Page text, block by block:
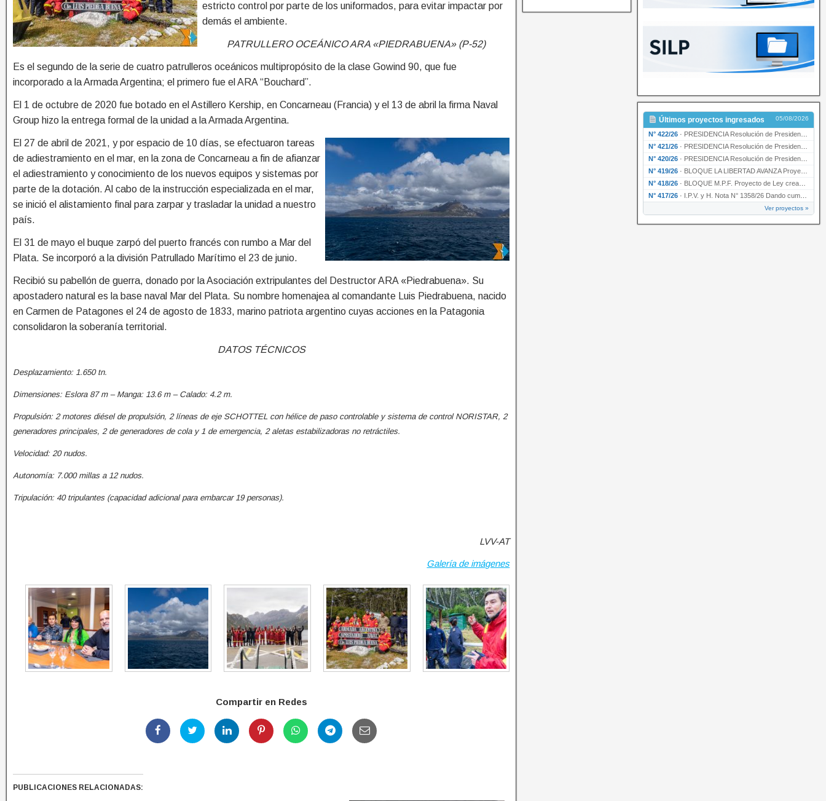
estricto control por parte de los uniformados, para evitar impactar por
demás el ambiente.
PATRULLERO OCEÁNICO ARA «PIEDRABUENA» (P-52)
Es el segundo de la serie de cuatro patrulleros oceánicos multipropósito de la clase Gowind 90, que fue
incorporado a la Armada Argentina; el primero fue el ARA “Bouchard”.
El 1 de octubre de 2020 fue botado en el Astillero Kership, en Concarneau (Francia) y el 13 de abril la firma Naval
Group hizo la entrega formal de la unidad a la Armada Argentina.
El 27 de abril de 2021, y por espacio de 10 días, se efectuaron tareas
de adiestramiento en el mar, en la zona de Concarneau a fin de afianzar
el adiestramiento y conocimiento de los nuevos equipos y sistemas por
parte de la dotación. Al cabo de la instrucción especializada en el mar,
se inició el alistamiento final para zarpar y trasladar la unidad a nuestro
país.
El 31 de mayo el buque zarpó del puerto francés con rumbo a Mar del
Plata. Se incorporó a la división Patrullado Marítimo el 23 de junio.
Recibió su pabellón de guerra, donado por la Asociación extripulantes del Destructor ARA «Piedrabuena». Su
apostadero natural es la base naval Mar del Plata. Su nombre homenajea al comandante Luis Piedrabuena, nacido
en Carmen de Patagones el 24 de agosto de 1833, marino patriota argentino cuyas acciones en la Patagonia
consolidaron la soberanía territorial.
DATOS TÉCNICOS
Desplazamiento: 1.650 tn.
Dimensiones: Eslora 87 m – Manga: 13.6 m – Calado: 4.2 m.
Propulsión: 2 motores diésel de propulsión, 2 líneas de eje SCHOTTEL con hélice de paso controlable y sistema de control NORISTAR, 2
generadores principales, 2 de generadores de cola y 1 de emergencia, 2 aletas estabilizadoras no retráctiles.
Velocidad: 20 nudos.
Autonomía: 7.000 millas a 12 nudos.
Tripulación: 40 tripulantes (capacidad adicional para embarcar 19 personas).
LVV-AT
Galería de imágenes
Compartir en Redes
PUBLICACIONES RELACIONADAS:
Últimos proyectos ingresados 05/08/2026
N° 422/26 · PRESIDENCIA Resolución de Presidencia N° 200/26 para su ratificación.
N° 421/26 · PRESIDENCIA Resolución de Presidencia N° 199/26 para su ratificación.
N° 420/26 · PRESIDENCIA Resolución de Presidencia N° 198/26 para su ratificación.
N° 419/26 · BLOQUE LA LIBERTAD AVANZA Proyecto de Ley declarando la esencialidad del servicio educativ…
N° 418/26 · BLOQUE M.P.F. Proyecto de Ley creando el Ente Único Regulador de servicios públicos de la …
N° 417/26 · I.P.V. y H. Nota N° 1358/26 Dando cumplimiento al artículo 29 de la Ley provincial N° 1399…
Ver proyectos »